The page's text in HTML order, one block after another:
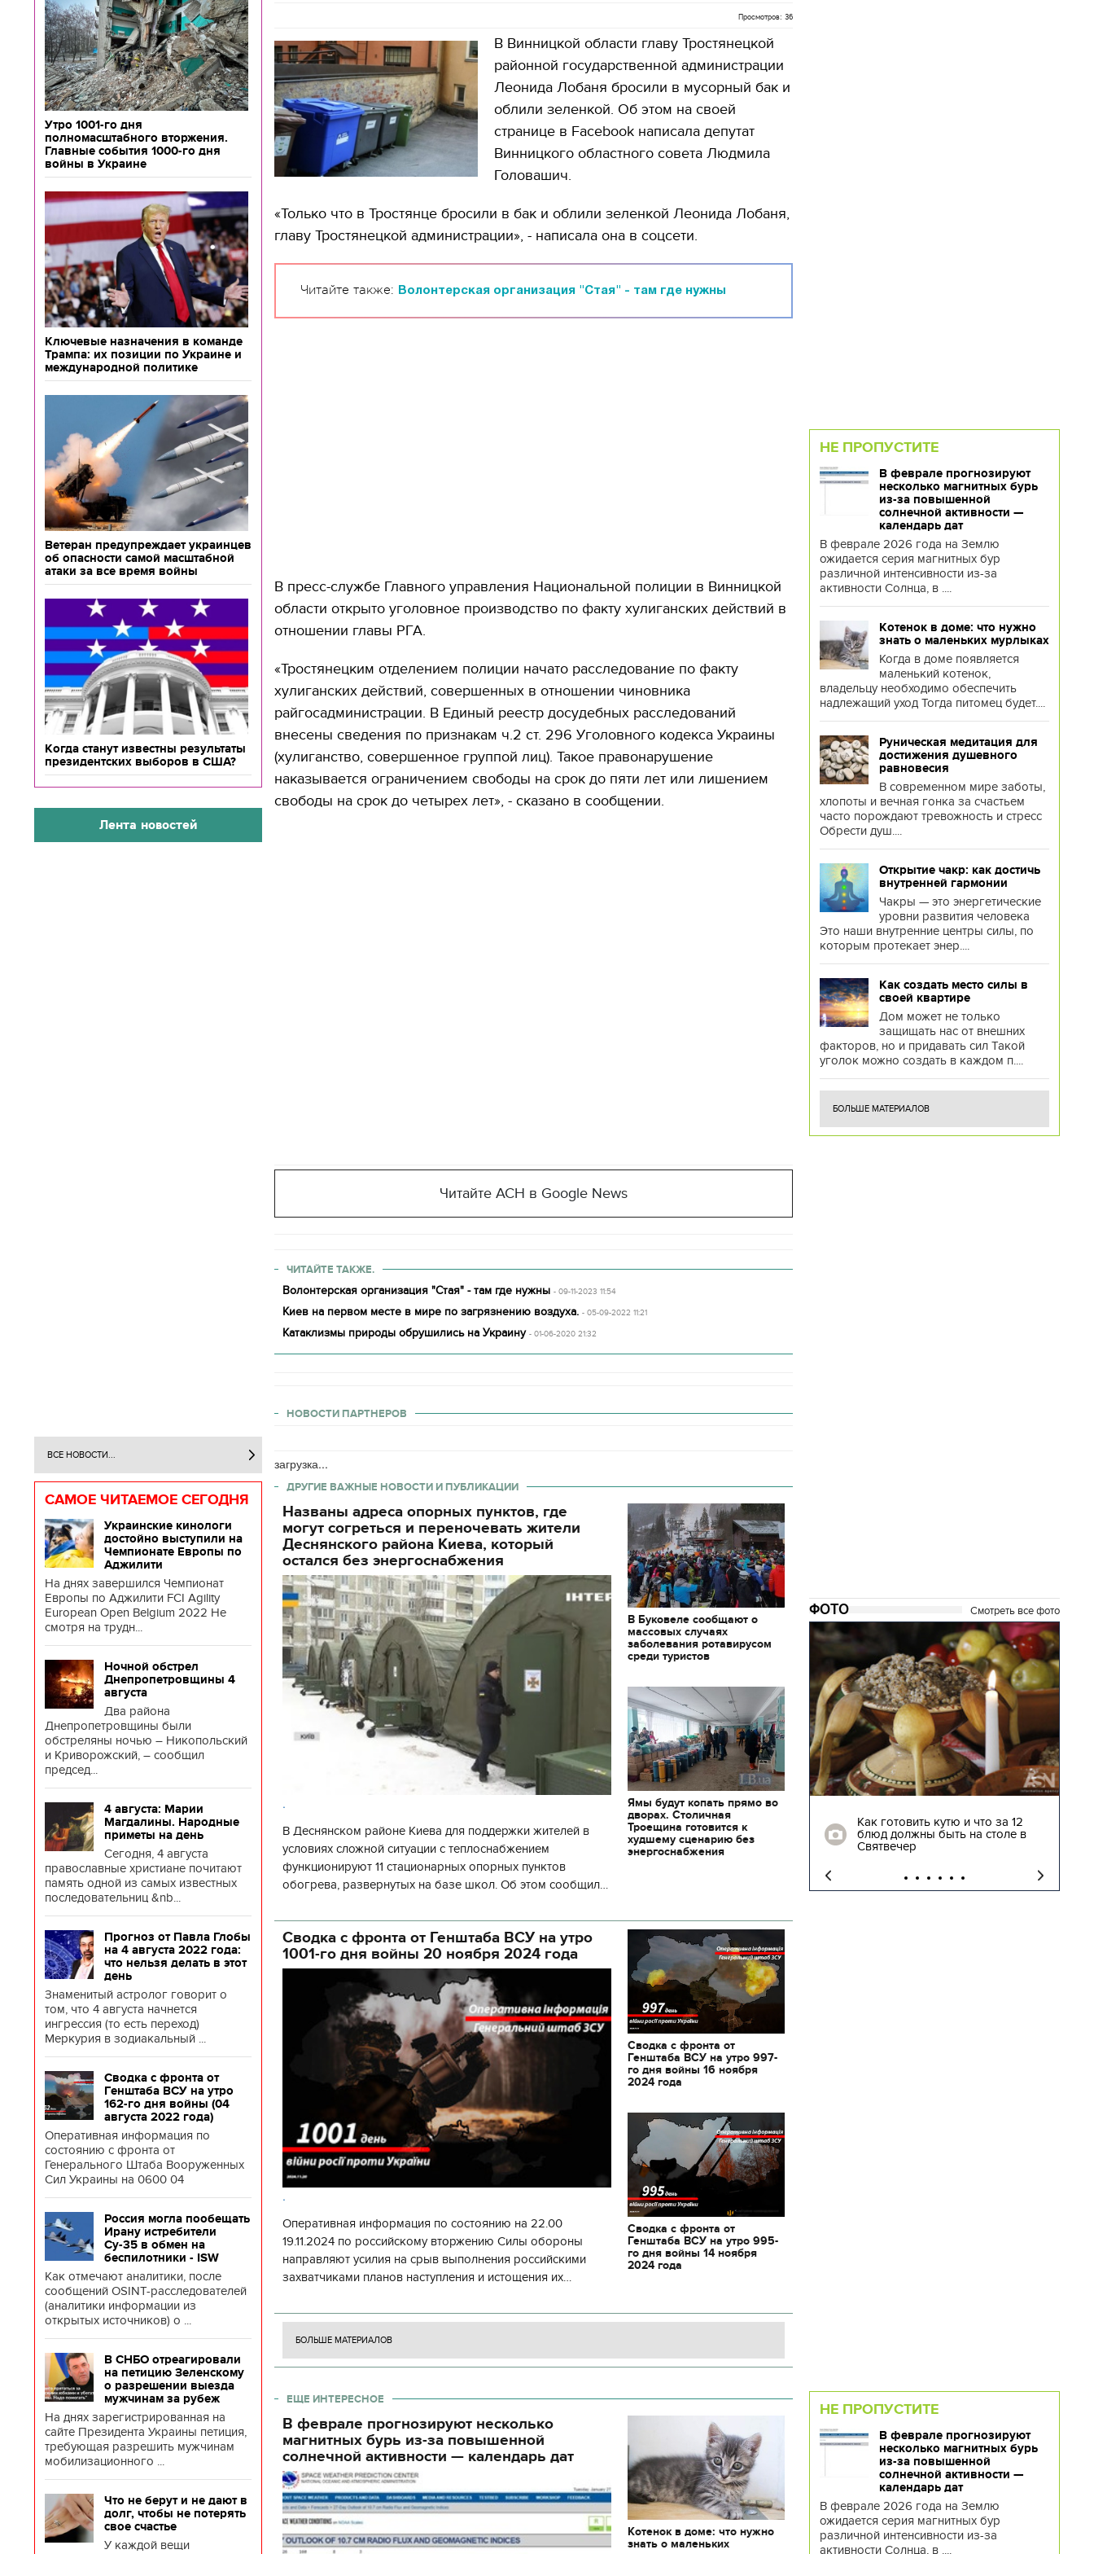
Утро 1001-го дня
полномасштабного вторжения.
Главные события 1000-го дня
войны в Украине
Ключевые назначения в команде
Трампа: их позиции по Украине и
международной политике
Ветеран предупреждает украинцев
об опасности самой масштабной
атаки за все время войны
Когда станут известны результаты
президентских выборов в США?
Лента новостей
ВСЕ НОВОСТИ...
САМОЕ ЧИТАЕМОЕ СЕГОДНЯ
Украинские кинологи
достойно выступили на
Чемпионате Европы по
Аджилити
На днях завершился Чемпионат
Европы по Аджилити FCI Agility
European Open Belgium 2022 Не
смотря на трудн...
Ночной обстрел
Днепропетровщины 4
августа
Два района
Днепропетровщины были
обстреляны ночью – Никопольский
и Криворожский, – сообщил
председ...
4 августа: Марии
Магдалины. Народные
приметы на день
Сегодня, 4 августа
православные христиане почитают
память одной из самых известных
последовательниц &nb...
Прогноз от Павла Глобы
на 4 августа 2022 года:
что нельзя делать в этот
день
Знаменитый астролог говорит о
том, что 4 августа начнется
ингрессия (то есть переход)
Меркурия в зодиакальный ...
Сводка с фронта от
Генштаба ВСУ на утро
162-го дня войны (04
августа 2022 года)
Оперативная информация по
состоянию с фронта от
Генерального Штаба Вооруженных
Сил Украины на 0600 04
Россия могла пообещать
Ирану истребители
Су-35 в обмен на
беспилотники - ISW
Как отмечают аналитики, после
сообщений OSINT-расследователей
(аналитики информации из
открытых источников) о ...
В СНБО отреагировали
на петицию Зеленскому
о разрешении выезда
мужчинам за рубеж
На днях зарегистрированная на
сайте Президента Украины петиция,
требующая разрешить мужчинам
мобилизационного ...
Что не берут и не дают в
долг, чтобы не потерять
свое счастье
У каждой вещи
Просмотров: 36
В Винницкой области главу Тростянецкой
районной государственной администрации
Леонида Лобаня бросили в мусорный бак и
облили зеленкой. Об этом на своей
странице в Facebook написала депутат
Винницкого областного совета Людмила
Головашич.
«Только что в Тростянце бросили в бак и облили зеленкой Леонида Лобаня,
главу Тростянецкой администрации», - написала она в соцсети.
Читайте также: Волонтерская организация "Стая" - там где нужны
В пресс-службе Главного управления Национальной полиции в Винницкой
области открыто уголовное производство по факту хулиганских действий в
отношении главы РГА.
«Тростянецким отделением полиции начато расследование по факту
хулиганских действий, совершенных в отношении чиновника
райгосадминистрации. В Единый реестр досудебных расследований
внесены сведения по признакам ч.2 ст. 296 Уголовного кодекса Украины
(хулиганство, совершенное группой лиц). Такое правонарушение
наказывается ограничением свободы на срок до пяти лет или лишением
свободы на срок до четырех лет», - сказано в сообщении.
Читайте АСН в Google News
ЧИТАЙТЕ ТАКЖЕ.
Волонтерская организация "Стая" - там где нужны - 09-11-2023 11:54
Киев на первом месте в мире по загрязнению воздуха. - 05-09-2022 11:21
Катаклизмы природы обрушились на Украину - 01-06-2020 21:32
НОВОСТИ ПАРТНЕРОВ
загрузка...
ДРУГИЕ ВАЖНЫЕ НОВОСТИ И ПУБЛИКАЦИИ
Названы адреса опорных пунктов, где
могут согреться и переночевать жители
Деснянского района Киева, который
остался без энергоснабжения
.
В Деснянском районе Киева для поддержки жителей в
условиях сложной ситуации с теплоснабжением
функционируют 11 стационарных опорных пунктов
обогрева, развернутых на базе школ. Об этом сообщил
государственной а
В Буковеле сообщают о
массовых случаях
заболевания ротавирусом
среди туристов
Ямы будут копать прямо во
дворах. Столичная
Троещина готовится к
худшему сценарию без
энергоснабжения
Сводка с фронта от Генштаба ВСУ на утро
1001-го дня войны 20 ноября 2024 года
.
Оперативная информация по состоянию на 22.00
19.11.2024 по российскому вторжению Силы обороны
направляют усилия на срыв выполнения российскими
захватчиками планов наступления и истощения их
боевых ст
Сводка с фронта от
Генштаба ВСУ на утро 997-
го дня войны 16 ноября
2024 года
Сводка с фронта от
Генштаба ВСУ на утро 995-
го дня войны 14 ноября
2024 года
БОЛЬШЕ МАТЕРИАЛОВ
ЕЩЕ ИНТЕРЕСНОЕ
В феврале прогнозируют несколько
магнитных бурь из-за повышенной
солнечной активности — календарь дат
Котенок в доме: что нужно
знать о маленьких
НЕ ПРОПУСТИТЕ
В феврале прогнозируют
несколько магнитных бурь
из-за повышенной
солнечной активности —
календарь дат
В феврале 2026 года на Землю
ожидается серия магнитных бур
различной интенсивности из-за
активности Солнца, в ....
Котенок в доме: что нужно
знать о маленьких мурлыках
Когда в доме появляется
маленький котенок,
владельцу необходимо обеспечить
надлежащий уход Тогда питомец будет....
Руническая медитация для
достижения душевного
равновесия
В современном мире заботы,
хлопоты и вечная гонка за счастьем
часто порождают тревожность и стресс
Обрести душ....
Открытие чакр: как достичь
внутренней гармонии
Чакры — это энергетические
уровни развития человека
Это наши внутренние центры силы, по
которым протекает энер....
Как создать место силы в
своей квартире
Дом может не только
защищать нас от внешних
факторов, но и придавать сил Такой
уголок можно создать в каждом п....
БОЛЬШЕ МАТЕРИАЛОВ
ФОТО Смотреть все фото
11.10.2017 | 16:22
Времена Руси: как выглядят
декорации к фильму
"Сторожевая застава"
Как готовить кутю и что за 12
блюд должны быть на столе в
Святвечер
НЕ ПРОПУСТИТЕ
В феврале прогнозируют
несколько магнитных бурь
из-за повышенной
солнечной активности —
календарь дат
В феврале 2026 года на Землю
ожидается серия магнитных бур
различной интенсивности из-за
активности Солнца, в ....